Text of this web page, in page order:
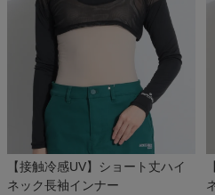
【接触冷感UV】ショート丈ハイ
ネック長袖インナー